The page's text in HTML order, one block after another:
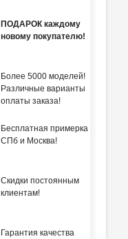
ПОДАРОК каждому
новому покупателю!
Более 5000 моделей!
Различные варианты
оплаты заказа!
Бесплатная примерка
СПб и Москва!
Скидки постоянным
клиентам!
Гарантия качества